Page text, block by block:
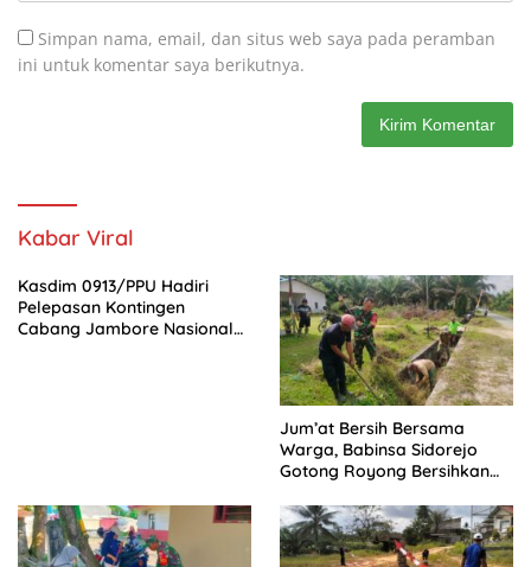
Simpan nama, email, dan situs web saya pada peramban
ini untuk komentar saya berikutnya.
Kabar Viral
Kasdim 0913/PPU Hadiri
Pelepasan Kontingen
Cabang Jambore Nasional
Jum’at Bersih Bersama
Warga, Babinsa Sidorejo
Gotong Royong Bersihkan